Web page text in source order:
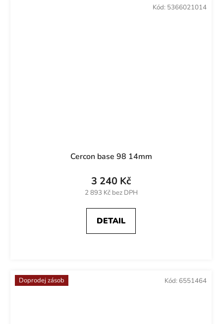
Cercon base 98 14mm
2 893 Kč bez DPH
3 240 Kč
DETAIL
Kód: 5366021014
Doprodej zásob Kód: 6551464